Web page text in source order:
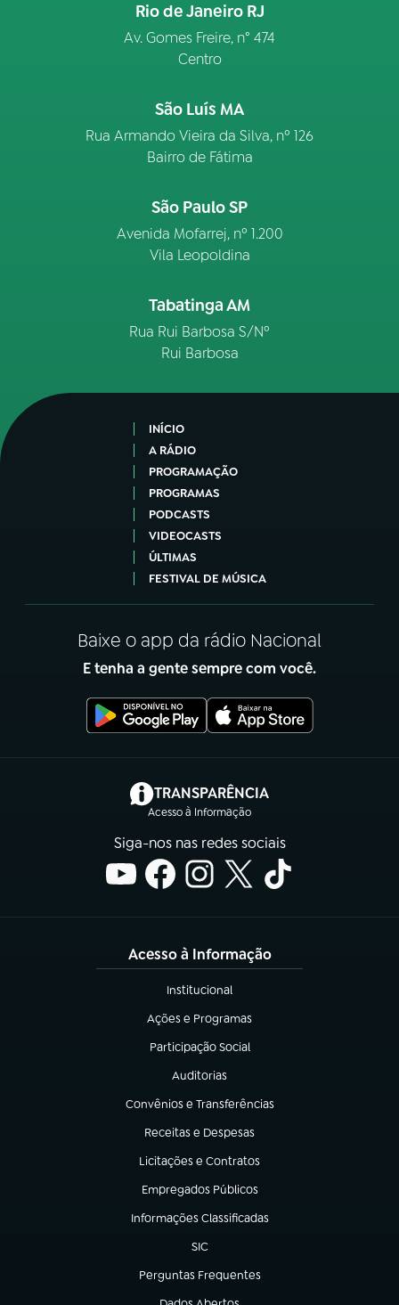
Rio de Janeiro RJ
Av. Gomes Freire, n° 474
Centro
São Luís MA
Rua Armando Vieira da Silva, nº 126
Bairro de Fátima
São Paulo SP
Avenida Mofarrej, nº 1.200
Vila Leopoldina
Tabatinga AM
Rua Rui Barbosa S/Nº
Rui Barbosa
INÍCIO
A RÁDIO
PROGRAMAÇÃO
PROGRAMAS
PODCASTS
VIDEOCASTS
ÚLTIMAS
FESTIVAL DE MÚSICA
Baixe o app da rádio Nacional
E tenha a gente sempre com você.
TRANSPARÊNCIA
Acesso à Informação
(abre em nova aba)
Siga-nos nas redes sociais
Acesso à Informação
Institucional
(abre em nova aba)
Ações e Programas
(abre em nova aba)
Participação Social
(abre em nova aba)
Auditorias
(abre em nova aba)
Convênios e Transferências
(abre em nova aba)
Receitas e Despesas
(abre em nova aba)
Licitações e Contratos
(abre em nova aba)
Empregados Públicos
(abre em nova aba)
Informações Classificadas
(abre em nova aba)
SIC
(abre em nova aba)
Perguntas Frequentes
(abre em nova aba)